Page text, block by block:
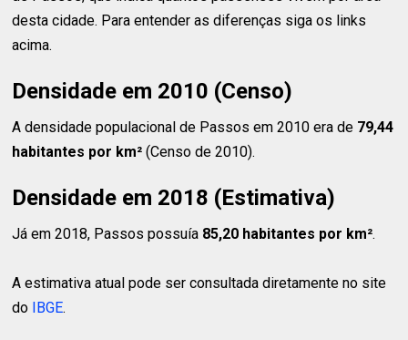
desta cidade. Para entender as diferenças siga os links
acima.
Densidade em 2010 (Censo)
A densidade populacional de Passos em 2010 era de 79,44
habitantes por km² (Censo de 2010).
Densidade em 2018 (Estimativa)
Já em 2018, Passos possuía 85,20 habitantes por km².
A estimativa atual pode ser consultada diretamente no site
do IBGE.